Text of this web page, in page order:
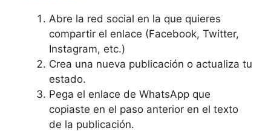
Abre la red social en la que quieres
compartir el enlace (Facebook, Twitter,
Instagram, etc.)
Crea una nueva publicación o actualiza tu
estado.
Pega el enlace de WhatsApp que
copiaste en el paso anterior en el texto
de la publicación.